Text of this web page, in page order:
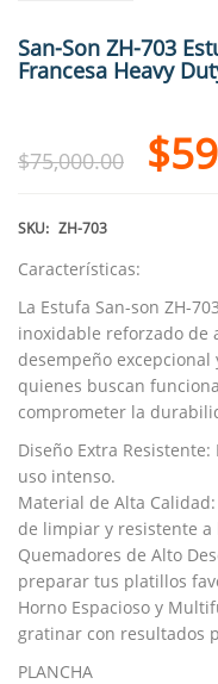
San-Son ZH-703
Francesa Heavy
$75,000.00 $
SKU: ZH-703
Características:
La Estufa San-son ZH-
inoxidable reforzado de
desempeño
quienes buscan
comprometer la
Diseño Extra
uso intenso.
Material de Alta
de limpiar y resistente a
Quemadores de Alto
preparar tus platillos
Horno Espacioso y
gratinar con resultados
PLANCHA